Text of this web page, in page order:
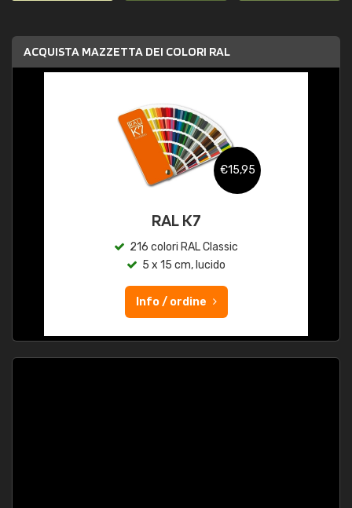
ACQUISTA MAZZETTA DEI COLORI RAL
€15,95
RAL K7
216 colori RAL Classic
5 x 15 cm, lucido
Info / ordine